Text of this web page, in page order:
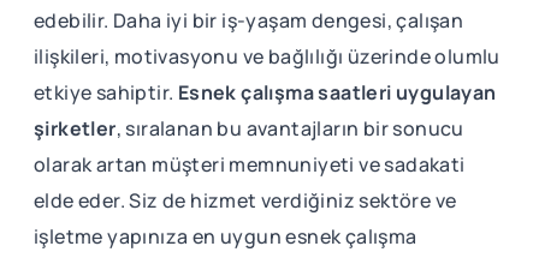
edebilir. Daha iyi bir iş-yaşam dengesi, çalışan
ilişkileri, motivasyonu ve bağlılığı üzerinde olumlu
etkiye sahiptir. Esnek çalışma saatleri uygulayan
şirketler, sıralanan bu avantajların bir sonucu
olarak artan müşteri memnuniyeti ve sadakati
elde eder. Siz de hizmet verdiğiniz sektöre ve
işletme yapınıza en uygun esnek çalışma